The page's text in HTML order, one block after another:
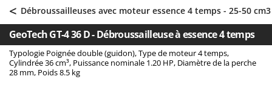
Accessoires pour tracteurs tondeuses autoportés
Aérateurs Scarificateurs pour gazon
Arracheuses de pommes de terre pour tracteur
Aspirateurs - Balais Électriques
Aspirateurs à cendres
AgriEuro Premium
AgriEuro TOP-LINE
AGT
Aima
< Débroussailleuses avec moteur essence 4 temps - 25-50 cm3
GeoTech GT-4 36 D - Débroussailleuse à essence 4 temps
Typologie Poignée double (guidon), Type de moteur 4 temps,
Cylindrée 36 cm³, Puissance nominale 1.20 HP, Diamètre de la perche
28 mm, Poids 8.5 kg